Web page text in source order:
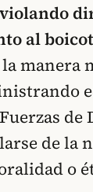
violando
al
la manera
de
de la
o